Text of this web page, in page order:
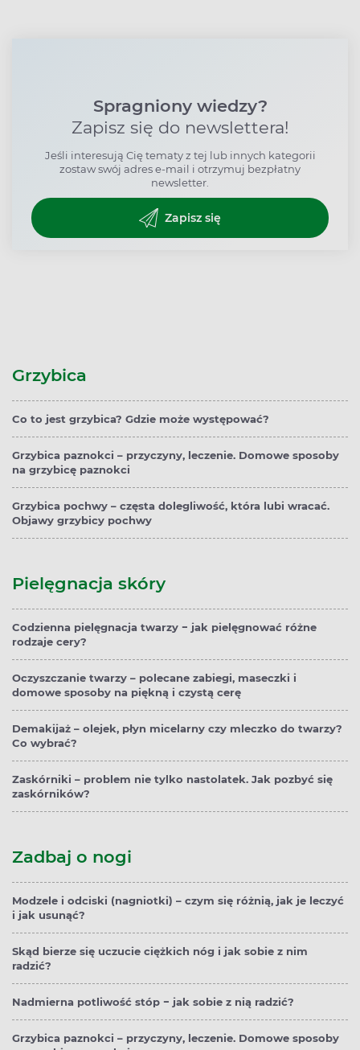
Spragniony wiedzy?
Zapisz się do newslettera!
Jeśli interesują Cię tematy z tej lub innych kategorii
zostaw swój adres e-mail i otrzymuj bezpłatny
newsletter.
Zapisz się
Grzybica
Co to jest grzybica? Gdzie może występować?
Grzybica paznokci – przyczyny, leczenie. Domowe sposoby
na grzybicę paznokci
Grzybica pochwy – częsta dolegliwość, która lubi wracać.
Objawy grzybicy pochwy
Pielęgnacja skóry
Codzienna pielęgnacja twarzy − jak pielęgnować różne
rodzaje cery?
Oczyszczanie twarzy – polecane zabiegi, maseczki i
domowe sposoby na piękną i czystą cerę
Demakijaż – olejek, płyn micelarny czy mleczko do twarzy?
Co wybrać?
Zaskórniki – problem nie tylko nastolatek. Jak pozbyć się
zaskórników?
Zadbaj o nogi
Modzele i odciski (nagniotki) – czym się różnią, jak je leczyć
i jak usunąć?
Skąd bierze się uczucie ciężkich nóg i jak sobie z nim
radzić?
Nadmierna potliwość stóp − jak sobie z nią radzić?
Grzybica paznokci – przyczyny, leczenie. Domowe sposoby